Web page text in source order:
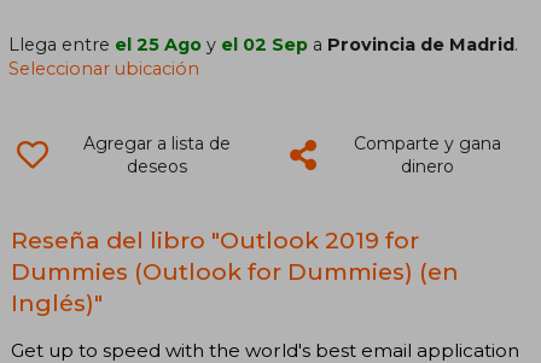
Llega entre el 25 Ago y el 02 Sep a Provincia de Madrid.
Seleccionar ubicación
Agregar a lista de
deseos
Comparte y gana
dinero
Reseña del libro "Outlook 2019 for
Dummies (Outlook for Dummies) (en
Inglés)"
Get up to speed with the world's best email application